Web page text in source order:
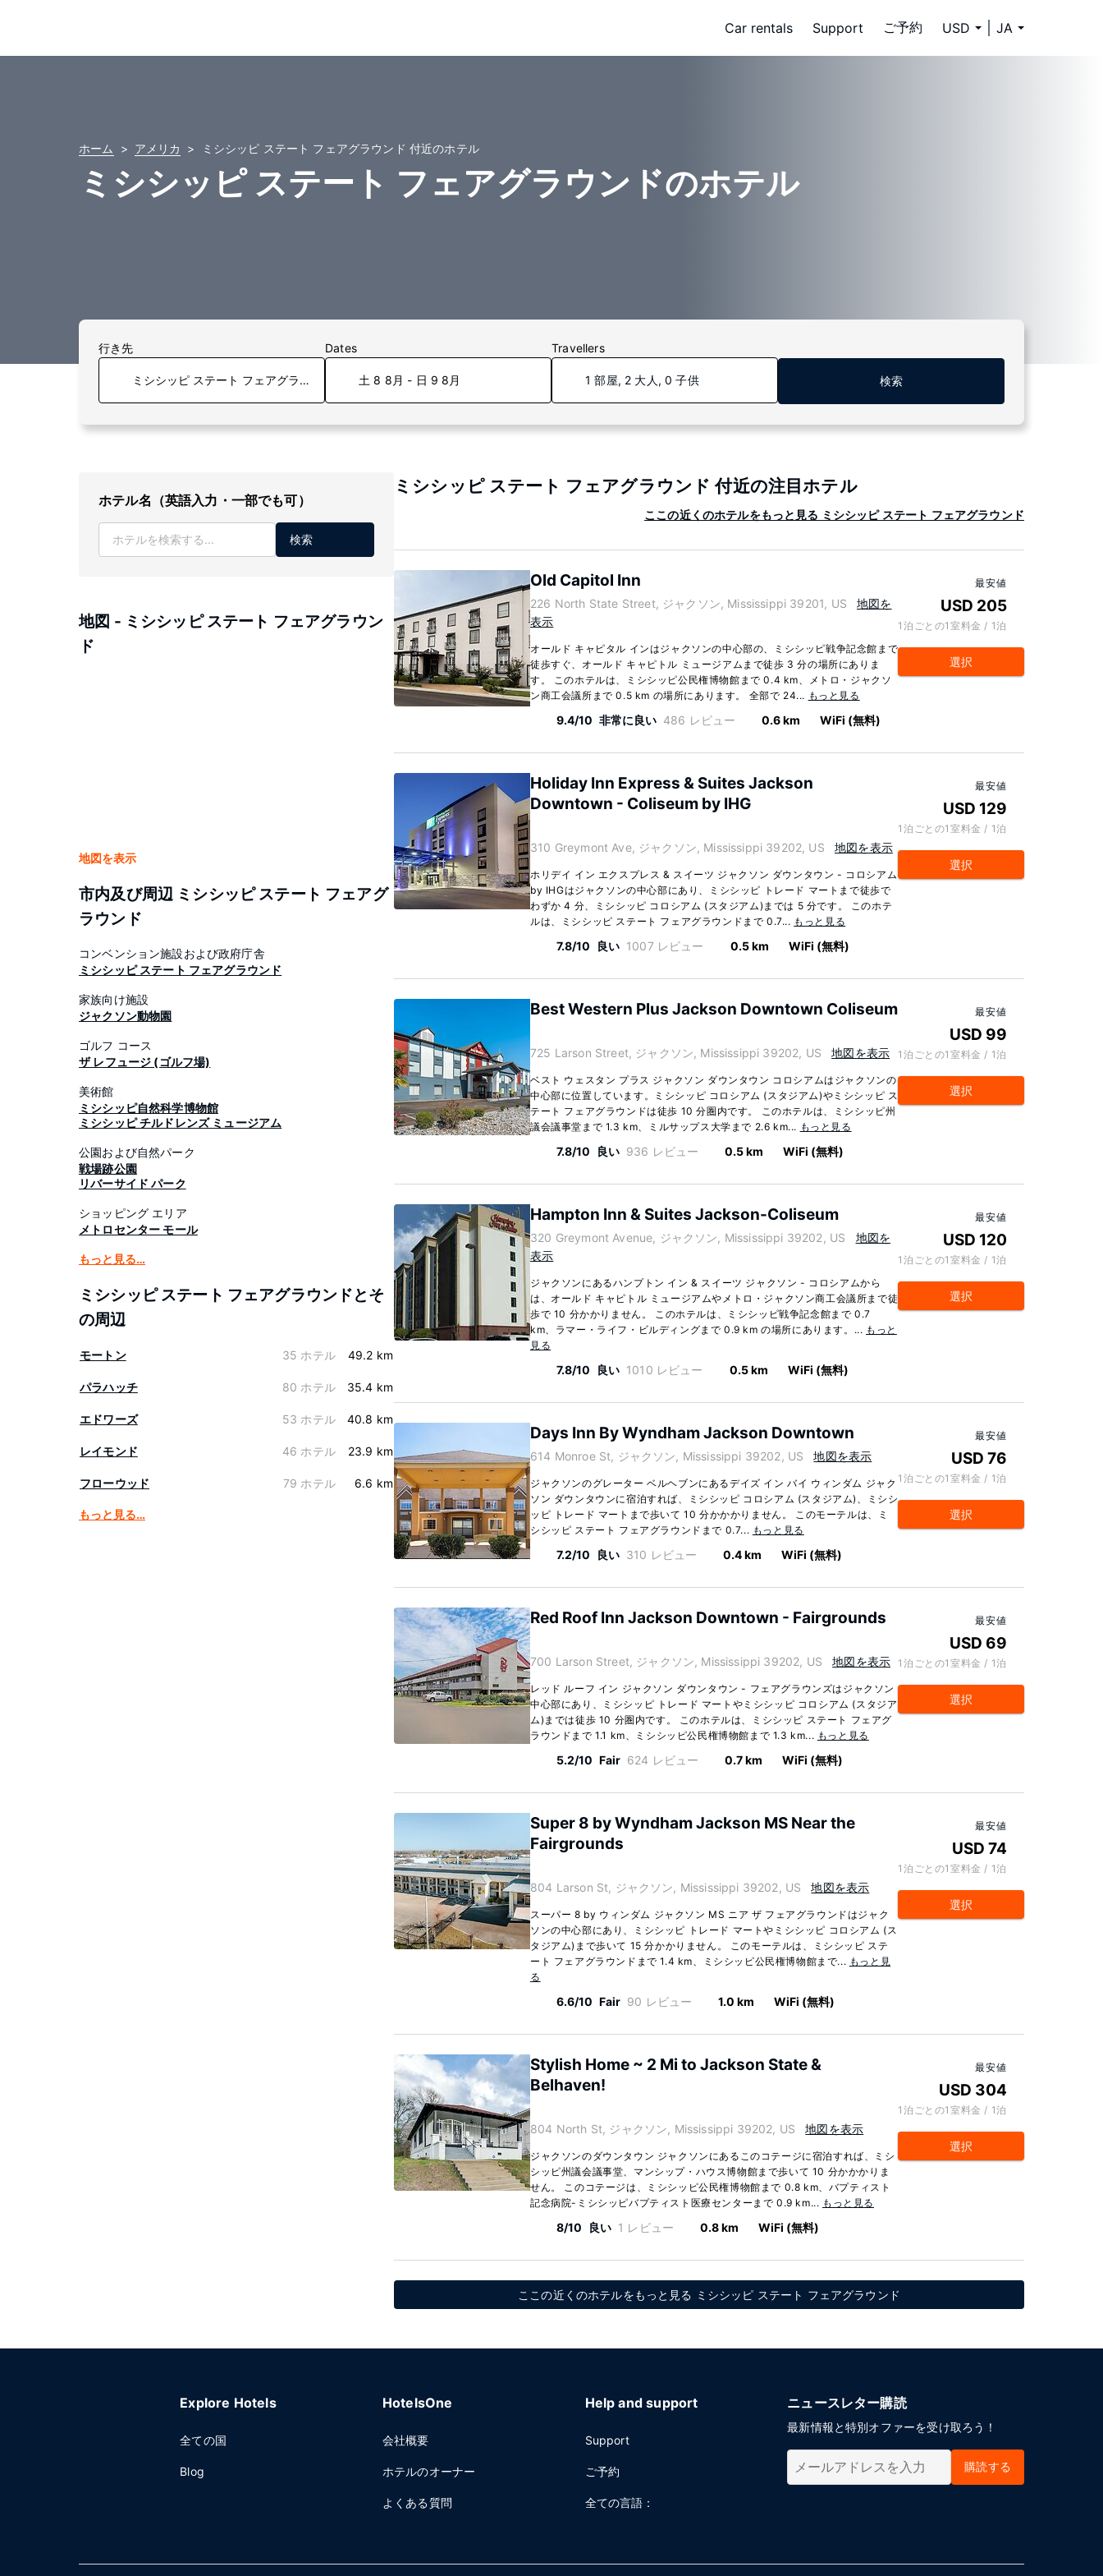
Car rentals Support ご予約 USD JA
ホーム アメリカ ミシシッピ ステート フェアグラウンド 付近のホテル
ミシシッピ ステート フェアグラウンドのホテル
行き先 Dates
土 8 8月 - 日 9 8月
Travellers
1 部屋, 2 大人, 0 子供 検索
ホテル名（英語入力・一部でも可）
検索
地図 - ミシシッピ ステート フェアグラウン
ド
地図を表示
市内及び周辺 ミシシッピ ステート フェアグ
ラウンド
コンベンション施設および政府庁舎
ミシシッピ ステート フェアグラウンド
家族向け施設
ジャクソン動物園
ゴルフ コース
ザ レフュージ (ゴルフ場)
美術館
ミシシッピ自然科学博物館
ミシシッピ チルドレンズ ミュージアム
公園および自然パーク
戦場跡公園
リバーサイド パーク
ショッピング エリア
メトロセンター モール
もっと見る…
ミシシッピ ステート フェアグラウンドとそ
の周辺
モートン 35 ホテル 49.2 km
パラハッチ 80 ホテル 35.4 km
エドワーズ 53 ホテル 40.8 km
レイモンド 46 ホテル 23.9 km
フローウッド 79 ホテル 6.6 km
もっと見る…
ミシシッピ ステート フェアグラウンド 付近の注目ホテル
ここの近くのホテルをもっと見る ミシシッピ ステート フェアグラウンド
Old Capitol Inn
226 North State Street, ジャクソン, Mississippi 39201, US
地図を
表示
オールド キャピタル インはジャクソンの中心部の、ミシシッピ戦争記念館まで
徒歩すぐ、オールド キャピトル ミュージアムまで徒歩 3 分の場所にありま
す。 このホテルは、ミシシッピ公民権博物館まで 0.4 km、メトロ・ジャクソ
ン商工会議所まで 0.5 km の場所にあります。 全部で 24... もっと見る
9.4/10 非常に良い 486 レビュー 0.6 km WiFi (無料)
最安値
USD 205
1泊ごとの1室料金 / 1泊
選択
Holiday Inn Express & Suites Jackson
Downtown - Coliseum by IHG
310 Greymont Ave, ジャクソン, Mississippi 39202, US 地図を表示
ホリデイ イン エクスプレス & スイーツ ジャクソン ダウンタウン - コロシアム
by IHGはジャクソンの中心部にあり、ミシシッピ トレード マートまで徒歩で
わずか 4 分、ミシシッピ コロシアム (スタジアム)までは 5 分です。 このホテ
ルは、ミシシッピ ステート フェアグラウンドまで 0.7... もっと見る
7.8/10 良い 1007 レビュー 0.5 km WiFi (無料)
最安値
USD 129
1泊ごとの1室料金 / 1泊
選択
Best Western Plus Jackson Downtown Coliseum
725 Larson Street, ジャクソン, Mississippi 39202, US 地図を表示
ベスト ウェスタン プラス ジャクソン ダウンタウン コロシアムはジャクソンの
中心部に位置しています。ミシシッピ コロシアム (スタジアム)やミシシッピ ス
テート フェアグラウンドは徒歩 10 分圏内です。 このホテルは、ミシシッピ州
議会議事堂まで 1.3 km、ミルサップス大学まで 2.6 km... もっと見る
7.8/10 良い 936 レビュー 0.5 km WiFi (無料)
最安値
USD 99
1泊ごとの1室料金 / 1泊
選択
Hampton Inn & Suites Jackson-Coliseum
320 Greymont Avenue, ジャクソン, Mississippi 39202, US
地図を
表示
ジャクソンにあるハンプトン イン & スイーツ ジャクソン - コロシアムから
は、オールド キャピトル ミュージアムやメトロ・ジャクソン商工会議所まで徒
歩で 10 分かかりません。 このホテルは、ミシシッピ戦争記念館まで 0.7
km、ラマー・ライフ・ビルディングまで 0.9 km の場所にあります。... もっと
見る
7.8/10 良い 1010 レビュー 0.5 km WiFi (無料)
最安値
USD 120
1泊ごとの1室料金 / 1泊
選択
Days Inn By Wyndham Jackson Downtown
614 Monroe St, ジャクソン, Mississippi 39202, US 地図を表示
ジャクソンのグレーター ベルヘブンにあるデイズ イン バイ ウィンダム ジャク
ソン ダウンタウンに宿泊すれば、ミシシッピ コロシアム (スタジアム)、ミシシ
ッピ トレード マートまで歩いて 10 分かかかりません。 このモーテルは、ミ
シシッピ ステート フェアグラウンドまで 0.7... もっと見る
7.2/10 良い 310 レビュー 0.4 km WiFi (無料)
最安値
USD 76
1泊ごとの1室料金 / 1泊
選択
Red Roof Inn Jackson Downtown - Fairgrounds
700 Larson Street, ジャクソン, Mississippi 39202, US 地図を表示
レッド ルーフ イン ジャクソン ダウンタウン - フェアグラウンズはジャクソン
中心部にあり、ミシシッピ トレード マートやミシシッピ コロシアム (スタジア
ム)までは徒歩 10 分圏内です。 このホテルは、ミシシッピ ステート フェアグ
ラウンドまで 1.1 km、ミシシッピ公民権博物館まで 1.3 km... もっと見る
5.2/10 Fair 624 レビュー 0.7 km WiFi (無料)
最安値
USD 69
1泊ごとの1室料金 / 1泊
選択
Super 8 by Wyndham Jackson MS Near the
Fairgrounds
804 Larson St, ジャクソン, Mississippi 39202, US 地図を表示
スーパー 8 by ウィンダム ジャクソン MS ニア ザ フェアグラウンドはジャク
ソンの中心部にあり、ミシシッピ トレード マートやミシシッピ コロシアム (ス
タジアム)まで歩いて 15 分かかりません。 このモーテルは、ミシシッピ ステ
ート フェアグラウンドまで 1.4 km、ミシシッピ公民権博物館まで... もっと見
る
6.6/10 Fair 90 レビュー 1.0 km WiFi (無料)
最安値
USD 74
1泊ごとの1室料金 / 1泊
選択
Stylish Home ~ 2 Mi to Jackson State &
Belhaven!
804 North St, ジャクソン, Mississippi 39202, US 地図を表示
ジャクソンのダウンタウン ジャクソンにあるこのコテージに宿泊すれば、ミシ
シッピ州議会議事堂、マンシップ・ハウス博物館まで歩いて 10 分かかかりま
せん。 このコテージは、ミシシッピ公民権博物館まで 0.8 km、バプティスト
記念病院-ミシシッピバプティスト医療センターまで 0.9 km... もっと見る
8/10 良い 1 レビュー 0.8 km WiFi (無料)
最安値
USD 304
1泊ごとの1室料金 / 1泊
選択
ここの近くのホテルをもっと見る ミシシッピ ステート フェアグラウンド
Explore Hotels
全ての国
Blog
HotelsOne
会社概要
ホテルのオーナー
よくある質問
Help and support
Support
ご予約
全ての言語：
ニュースレター購読
最新情報と特別オファーを受け取ろう！
購読する